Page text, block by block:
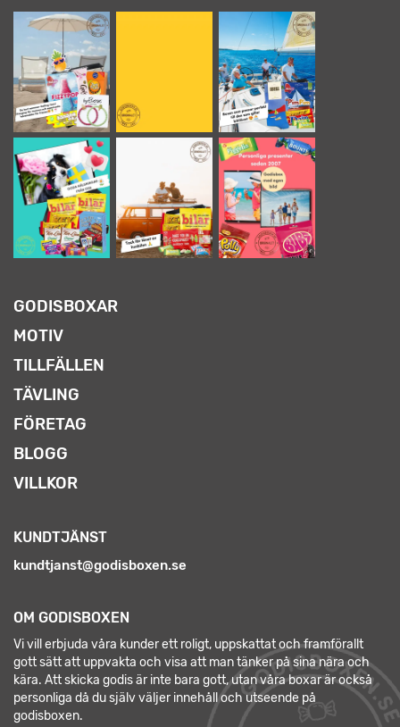
GODISBOXAR
MOTIV
TILLFÄLLEN
TÄVLING
FÖRETAG
BLOGG
VILLKOR
KUNDTJÄNST
kundtjanst@godisboxen.se
OM GODISBOXEN
Vi vill erbjuda våra kunder ett roligt, uppskattat och framförallt
gott sätt att uppvakta och visa att man tänker på sina nära och
kära. Att skicka godis är inte bara gott, utan våra boxar är också
personliga då du själv väljer innehåll och utseende på
godisboxen.